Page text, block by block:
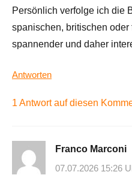
Persönlich verfolge ich die
spanischen, britischen
spannender und daher
Antworten
1 Antwort auf diesen
Franco Marconi
07.07.2026 15:26